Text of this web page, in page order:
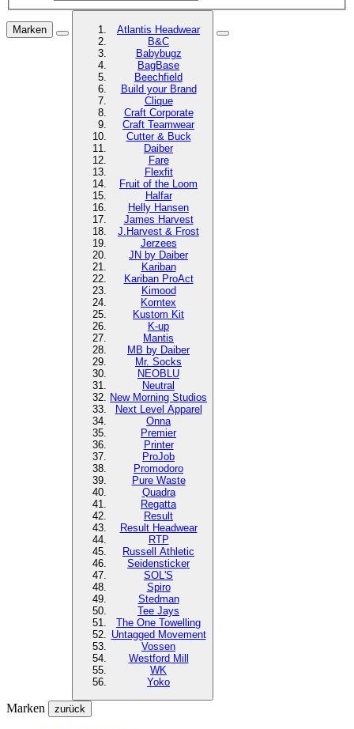
Marken
Atlantis Headwear
B&C
Babybugz
BagBase
Beechfield
Build your Brand
Clique
Craft Corporate
Craft Teamwear
Cutter & Buck
Daiber
Fare
Flexfit
Fruit of the Loom
Halfar
Helly Hansen
James Harvest
J.Harvest & Frost
Jerzees
JN by Daiber
Kariban
Kariban ProAct
Kimood
Korntex
Kustom Kit
K-up
Mantis
MB by Daiber
Mr. Socks
NEOBLU
Neutral
New Morning Studios
Next Level Apparel
Onna
Premier
Printer
ProJob
Promodoro
Pure Waste
Quadra
Regatta
Result
Result Headwear
RTP
Russell Athletic
Seidensticker
SOL'S
Spiro
Stedman
Tee Jays
The One Towelling
Untagged Movement
Vossen
Westford Mill
WK
Yoko
Marken zurück